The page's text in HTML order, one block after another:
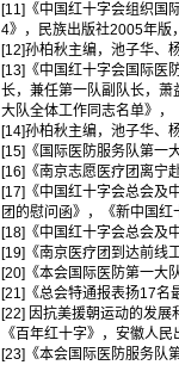
[11]《中国红十字会组织国
4》，民族出版社2005年版
[12]孙柏秋主编，池子华、
[13]《中国红十字会国际医
长，兼任第一队副队长，
大队全体工作同志名单》，
[14]孙柏秋主编，池子华、
[15]《国际医防服务队第一
[16]《南京志愿医疗团离宁
[17]《中国红十字会总会及
团的慰问函》，《新中国红
[18]《中国红十字会总会及
[19]《南京医疗团到达前线
[20]《本会国际医防第一大
[21]《总会特通报表扬17名
[22] 因抗美援朝运动的发展
《百年红十字》，安徽人
[23]《本会国际医防服务队